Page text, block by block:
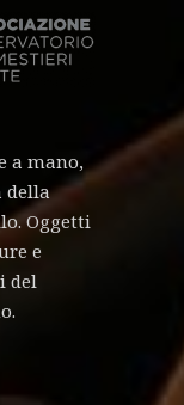
a mano,
della
Oggetti
e
del